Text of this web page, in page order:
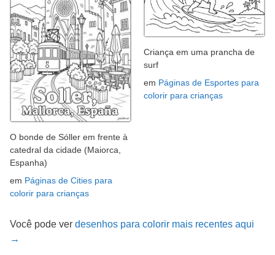
O bonde de Sóller em frente à
catedral da cidade (Maiorca,
Espanha)
em Páginas de Cities para
colorir para crianças
Criança em uma prancha de
surf
em Páginas de Esportes para
colorir para crianças
Você pode ver desenhos para colorir mais recentes aqui
→